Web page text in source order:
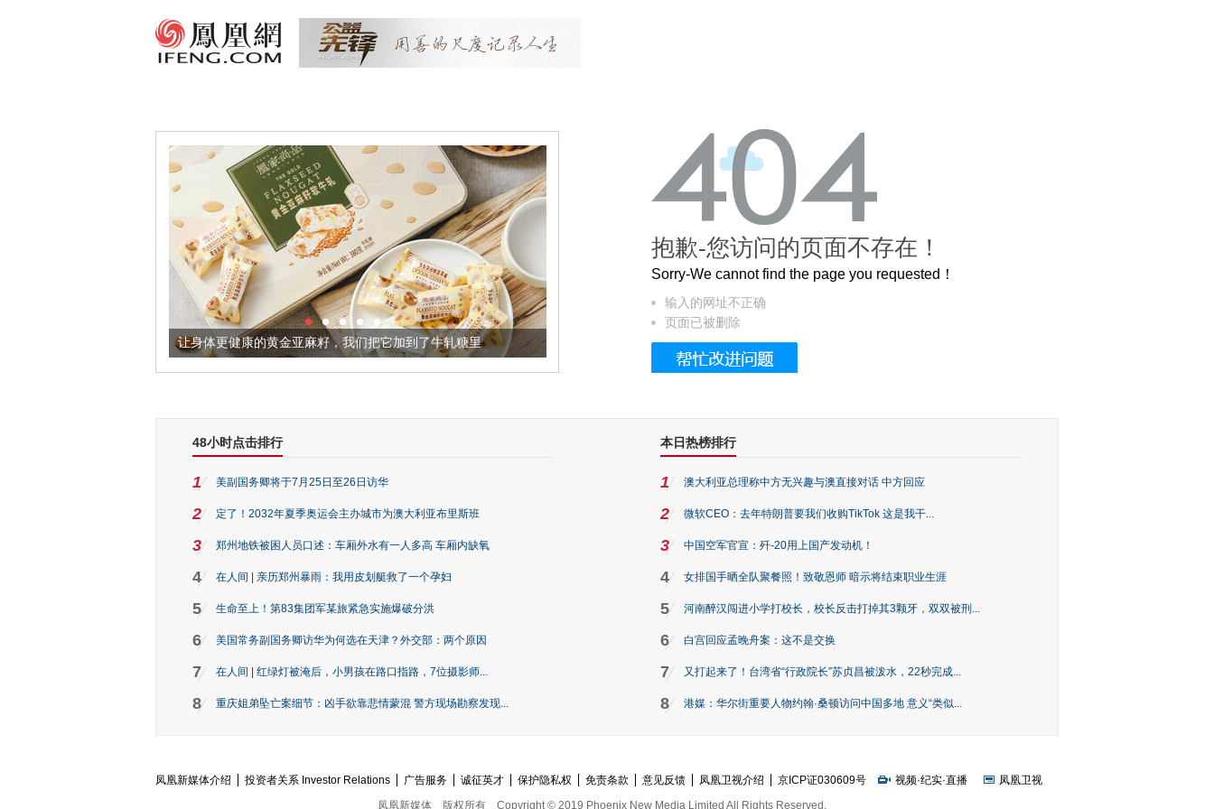
让身体更健康的黄金亚麻籽，我们把它加到了牛轧糖里 被列入佛家七宝的它到底有多美？
抱歉-您访问的页面不存在！
Sorry-We cannot find the page you requested！
输入的网址不正确
页面已被删除
48小时点击排行
1 美副国务卿将于7月25日至26日访华
2 定了！2032年夏季奥运会主办城市为澳大利亚布里斯班
3 郑州地铁被困人员口述：车厢外水有一人多高 车厢内缺氧
4 在人间 | 亲历郑州暴雨：我用皮划艇救了一个孕妇
5 生命至上！第83集团军某旅紧急实施爆破分洪
6 美国常务副国务卿访华为何选在天津？外交部：两个原因
7 在人间 | 红绿灯被淹后，小男孩在路口指路，7位摄影师...
8 重庆姐弟坠亡案细节：凶手欲靠悲情蒙混 警方现场勘察发现...
本日热榜排行
1 澳大利亚总理称中方无兴趣与澳直接对话 中方回应
2 微软CEO：去年特朗普要我们收购TikTok 这是我干...
3 中国空军官宣：歼-20用上国产发动机！
4 女排国手晒全队聚餐照！致敬恩师 暗示将结束职业生涯
5 河南醉汉闯进小学打校长，校长反击打掉其3颗牙，双双被刑...
6 白宫回应孟晚舟案：这不是交换
7 又打起来了！台湾省“行政院长”苏贞昌被泼水，22秒完成...
8 港媒：华尔街重要人物约翰·桑顿访问中国多地 意义“类似...
凤凰新媒体介绍 投资者关系 Investor Relations 广告服务 诚征英才 保护隐私权 免责条款 意见反馈 凤凰卫视介绍 京ICP证030609号 视频·纪实·直播
凤凰卫视
凤凰新媒体
版权所有 Copyright © 2019 Phoenix New Media Limited All Rights Reserved.